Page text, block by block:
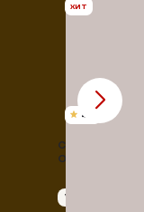
ХИТ
4.8
СТРИПСЫ
ОВСЯНЫХ
Упаковка 300 г